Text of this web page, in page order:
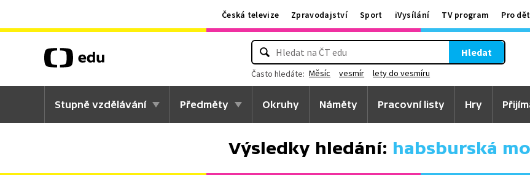
Česká televize Zpravodajství Sport iVysílání TV program Pro
Hledat
Často hledáte: Měsíc vesmír lety do vesmíru
Stupně vzdělávání Předměty Okruhy Náměty Pracovní listy Hry
Výsledky hledání: habsburská